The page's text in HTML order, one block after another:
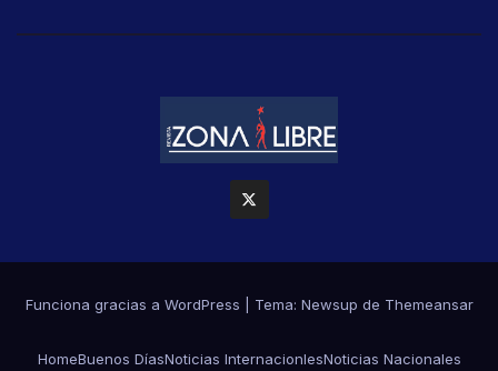
Funciona gracias a WordPress Tema: Newsup de Themeansar
HomeBuenos DíasNoticias InternacionlesNoticias Nacionales